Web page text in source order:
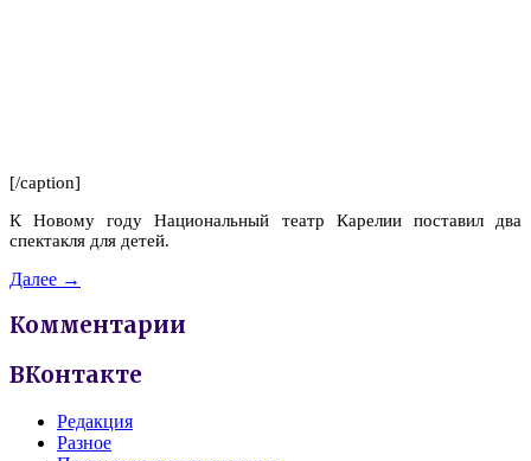
[/caption]
К Новому году Национальный театр Карелии поставил два
спектакля для детей.
Далее →
Комментарии
ВКонтакте
Редакция
Разное